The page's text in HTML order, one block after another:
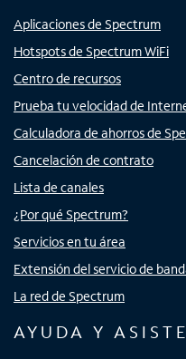
Aplicaciones de Spectrum
Hotspots de Spectrum WiFi
Centro de recursos
Prueba tu velocidad de
Calculadora de ahorros de
Cancelación de contrato
Lista de canales
¿Por qué Spectrum?
Servicios en tu área
Extensión del servicio de
La red de Spectrum
AYUDA Y